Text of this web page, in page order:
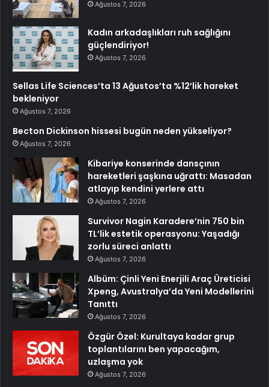
Ağustos 7, 2026
Kadın arkadaşlıkları ruh sağlığını
güçlendiriyor!
Ağustos 7, 2026
Sellas Life Sciences’ta 13 Ağustos’ta %12’lik hareket
bekleniyor
Ağustos 7, 2026
Becton Dickinson hissesi bugün neden yükseliyor?
Ağustos 7, 2026
Kibariye konserinde dansçının
hareketleri şaşkına uğrattı: Masadan
atlayıp kendini yerlere attı
Ağustos 7, 2026
Survivor Nagin Karadere’nin 750 bin
TL’lik estetik operasyonu: Yaşadığı
zorlu süreci anlattı
Ağustos 7, 2026
Albüm: Çinli Yeni Enerjili Araç Üreticisi
Xpeng, Avustralya’da Yeni Modellerini
Tanıttı
Ağustos 7, 2026
Özgür Özel: Kurultaya kadar grup
toplantılarını ben yapacağım,
uzlaşma yok
Ağustos 7, 2026